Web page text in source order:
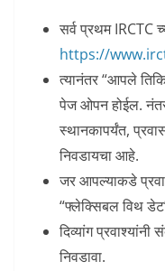
सर्व प्रथम IRCTC
https://
त्यानंतर “आपले
पेज ओपन होईल.
स्थानकापर्यंत,
निवडायचा आहे.
जर आपल्याकडे
“फ्लेक्सिबल विथ डेट”
दिव्यांग प्रवाश्यांनी
निवडावा.